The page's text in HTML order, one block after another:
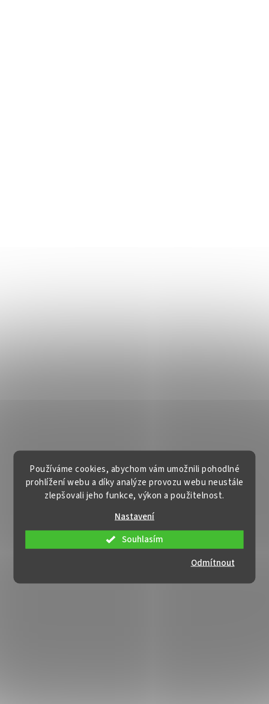
Používáme cookies, abychom vám umožnili pohodlné
prohlížení webu a díky analýze provozu webu neustále
zlepšovali jeho funkce, výkon a použitelnost.
Nastavení
Odmítnout
Souhlasím